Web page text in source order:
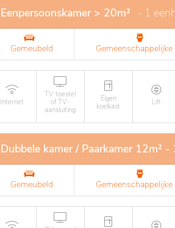
Eenpersoonskamer > 20m² - 1
Gemeubeld
Internet
TV toestel
of TV-
aansluiting
Eigen
koelkast
Lift
Dubbele kamer / Paarkamer 12m² -
Gemeubeld